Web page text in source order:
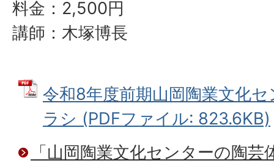
料金：2,500円
講師：木塚博長
令和8年度前期山岡陶業文化
ラシ (PDFファイル: 823.6KB)
「山岡陶業文化センターの陶